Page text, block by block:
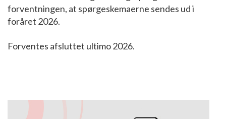
forventningen, at spørgeskemaerne sendes ud i
foråret 2026.
Forventes afsluttet ultimo 2026.